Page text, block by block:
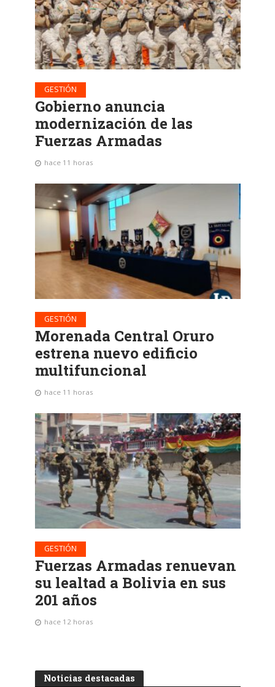
GESTIÓN
Gobierno anuncia
modernización de las
Fuerzas Armadas
hace 11 horas
GESTIÓN
Morenada Central Oruro
estrena nuevo edificio
multifuncional
hace 11 horas
GESTIÓN
Fuerzas Armadas renuevan
su lealtad a Bolivia en sus
201 años
hace 12 horas
Noticias destacadas